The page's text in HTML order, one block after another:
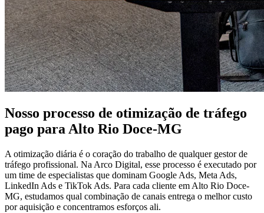
Nosso processo de otimização de tráfego
pago para Alto Rio Doce-MG
A otimização diária é o coração do trabalho de qualquer gestor de
tráfego profissional. Na Arco Digital, esse processo é executado por
um time de especialistas que dominam Google Ads, Meta Ads,
LinkedIn Ads e TikTok Ads. Para cada cliente em Alto Rio Doce-
MG, estudamos qual combinação de canais entrega o melhor custo
por aquisição e concentramos esforços ali.